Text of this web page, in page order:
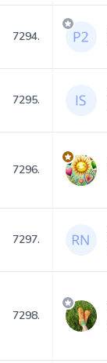
7294.
7295.
7296.
7297.
7298.